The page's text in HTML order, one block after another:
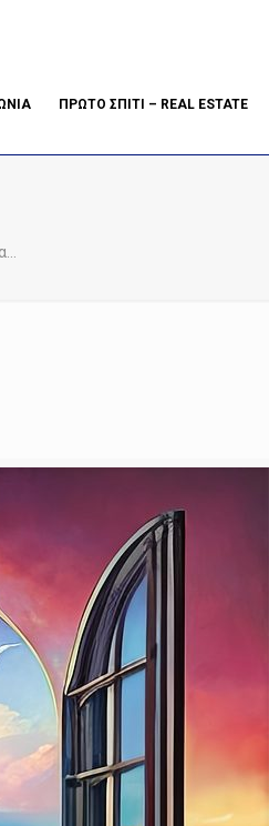
ΠΡΩΤΟ ΣΠΙΤΙ – REAL ESTATE